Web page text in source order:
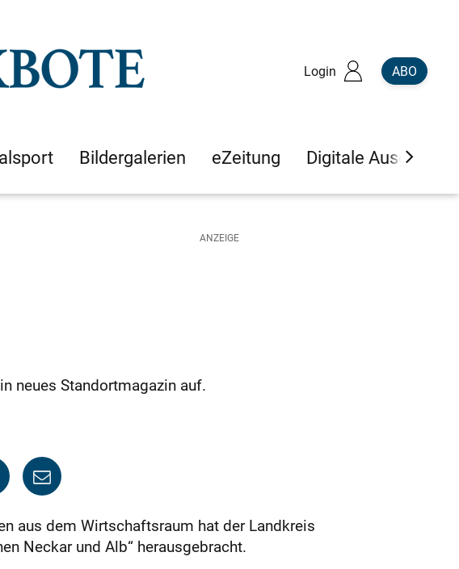
Login ABO
Bildergalerien eZeitung Digitale Ausgaben
neues Standortmagazin auf.
aus dem Wirtschaftsraum hat der Landkreis
Neckar und Alb“ herausgebracht.